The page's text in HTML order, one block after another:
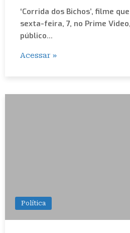
‘Corrida dos Bichos’, filme
sexta-feira, 7, no Prime
público…
Acessar »
Política